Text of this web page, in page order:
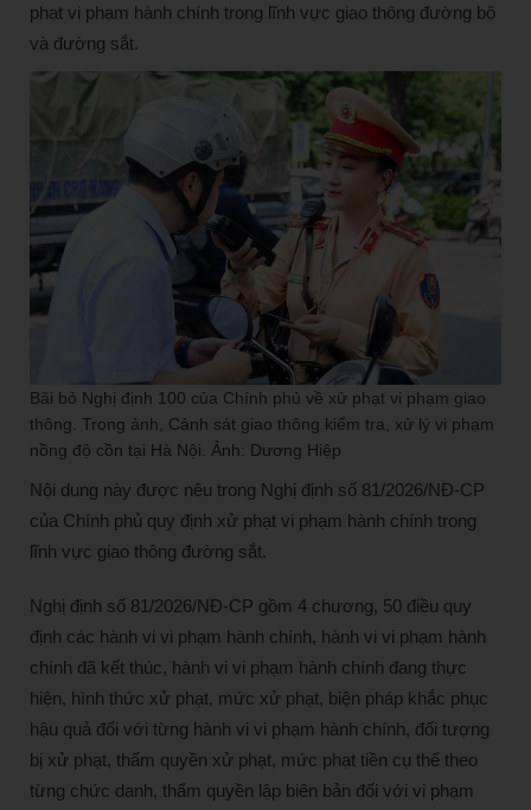
phạt vi phạm hành chính trong lĩnh vực giao thông đường bộ
và đường sắt.
Bãi bỏ Nghị định 100 của Chính phủ về xử phạt vi phạm giao
thông. Trong ảnh, Cảnh sát giao thông kiểm tra, xử lý vi phạm
nồng độ cồn tại Hà Nội. Ảnh: Dương Hiệp
Nội dung này được nêu trong Nghị định số 81/2026/NĐ-CP
của Chính phủ quy định xử phạt vi phạm hành chính trong
lĩnh vực giao thông đường sắt.
Nghị định số 81/2026/NĐ-CP gồm 4 chương, 50 điều quy
định các hành vi vi phạm hành chính, hành vi vi phạm hành
chính đã kết thúc, hành vi vi phạm hành chính đang thực
hiện, hình thức xử phạt, mức xử phạt, biện pháp khắc phục
hậu quả đối với từng hành vi vi phạm hành chính, đối tượng
bị xử phạt, thẩm quyền xử phạt, mức phạt tiền cụ thể theo
từng chức danh, thẩm quyền lập biên bản đối với vi phạm